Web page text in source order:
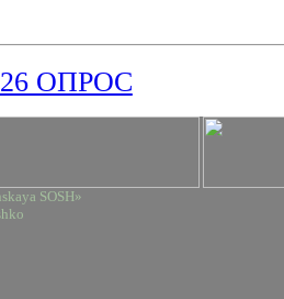
ОПРОС
SOSH»